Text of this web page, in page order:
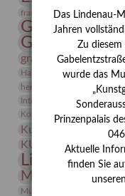
frauen Frauen in der
Gerhard-
Gerhard
grafische sammlung
Hanns-Conon von der
herman de vries Humboldt
Integriertes
Kolosseum
Kunstmuseum
KUNSTWAND Kurs
Lindenau-
Museumspädagogik
Das Lindenau-
Jahren
Zu
wurde das
Prinzenpalais
Aktuelle
finden Sie